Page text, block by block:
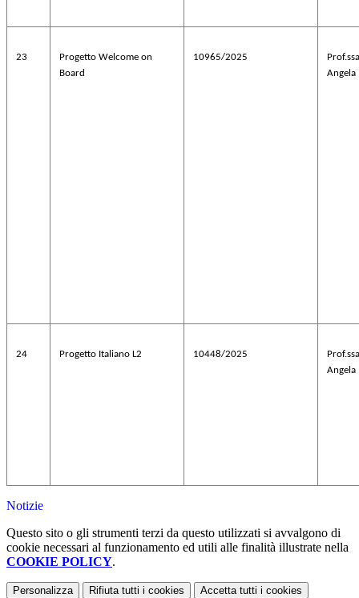
23
Progetto Welcome on
Board
10965/2025
Angela
24 Progetto Italiano L2 10448/2025
Angela
Notizie
Questo sito o gli strumenti terzi da questo utilizzati si avvalgono di
cookie necessari al funzionamento ed utili alle finalità illustrate nella
COOKIE POLICY.
Personalizza Rifiuta tutti i cookies Accetta tutti i cookies